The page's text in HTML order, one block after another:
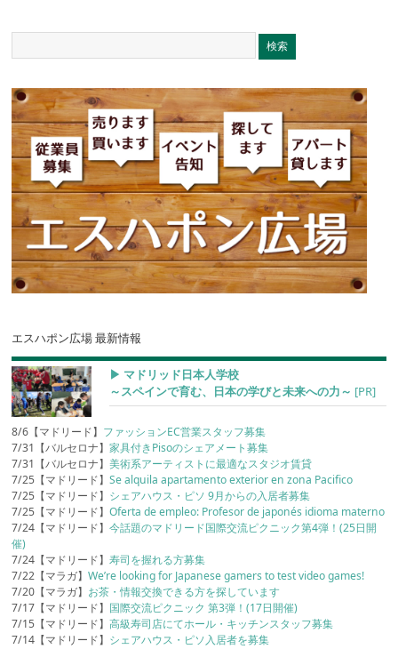
エスハポン広場 最新情報
▶︎ マドリッド日本人学校
～スペインで育む、日本の学びと未来への力～ [PR]
8/6【マドリード】 ファッションEC営業スタッフ募集
7/31【バルセロナ】家具付きPisoのシェアメート募集
7/31【バルセロナ】美術系アーティストに最適なスタジオ賃貸
7/25【マドリード】Se alquila apartamento exterior en zona Pacifico
7/25【マドリード】 シェアハウス・ピソ 9月からの入居者募集
7/25【マドリード】Oferta de empleo: Profesor de japonés idioma materno
7/24【マドリード】今話題のマドリード国際交流ピクニック第4弾！(25日開
催)
7/24【マドリード】寿司を握れる方募集
7/22【マラガ】We’re looking for Japanese gamers to test video games!
7/20【マラガ】 お茶・情報交換できる方を探しています
7/17【マドリード】 国際交流ピクニック 第3弾！(17日開催)
7/15【マドリード】高級寿司店にてホール・キッチンスタッフ募集
7/14【マドリード】 シェアハウス・ピソ入居者を募集